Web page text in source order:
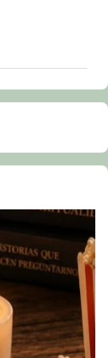
gairebé
la
2026-
viaje-